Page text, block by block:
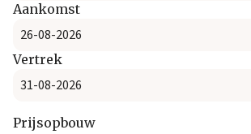
Aankomst
Vertrek
Prijsopbouw